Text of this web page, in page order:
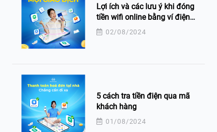
Lợi ích và các lưu ý khi đóng
tiền wifi online bằng ví điện
tử 02/08/2024
5 cách tra tiền điện qua mã
khách hàng
01/08/2024